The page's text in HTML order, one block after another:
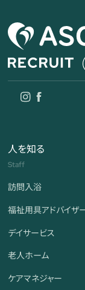
人を知る
Staff
訪問入浴
福祉用具アドバイザ
デイサービス
老人ホーム
ケアマネジャー